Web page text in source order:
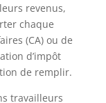
revenus,
chaque
(CA) ou de
d’impôt
de remplir.
travailleurs